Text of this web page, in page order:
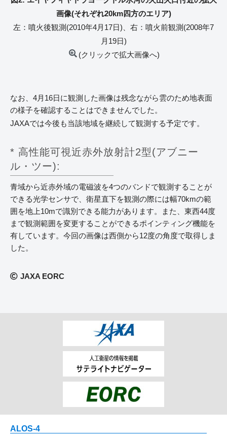
画像(それぞれ20km四方のエリア)
左：噴火後観測(2010年4月17日)、右：噴火前観測(2008年7
月19日)
(クリックで拡大画像へ)
なお、4月16日に観測した画像は残念ながら雲のため地表面
の様子を確認することはできませんでした。
JAXAでは今後も当該地域を継続して観測する予定です。
* 高性能可視近赤外放射計2型(アブニー
ル・ツー):
青域から近赤外域の電磁波を4つのバンドで観測することが
できる光学センサで、衛星直下を観測の際には幅70kmの範
囲を地上10mで識別できる能力があります。また、東西44度
まで観測範囲を変更することができるポインティング機能を
有しています。今回の画像は西側から12度の角度で取得しま
した。
JAXA EORC
ALOS-4